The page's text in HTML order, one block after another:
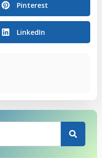
Pinterest
LinkedIn